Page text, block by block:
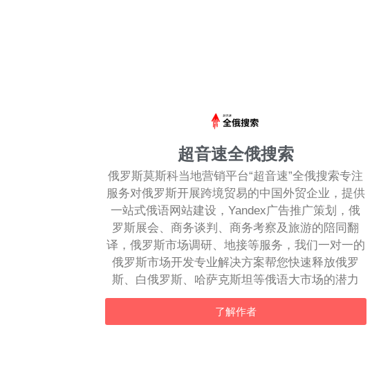
超音速全俄搜索
俄罗斯莫斯科当地营销平台“超音速”全俄搜索专注
服务对俄罗斯开展跨境贸易的中国外贸企业，提供
一站式俄语网站建设，Yandex广告推广策划，俄
罗斯展会、商务谈判、商务考察及旅游的陪同翻
译，俄罗斯市场调研、地接等服务，我们一对一的
俄罗斯市场开发专业解决方案帮您快速释放俄罗
斯、白俄罗斯、哈萨克斯坦等俄语大市场的潜力
了解作者